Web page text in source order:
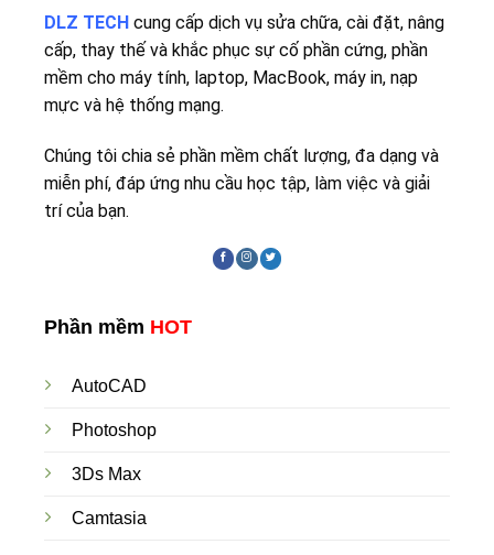
DLZ TECH cung cấp dịch vụ sửa chữa, cài đặt, nâng
cấp, thay thế và khắc phục sự cố phần cứng, phần
mềm cho máy tính, laptop, MacBook, máy in, nạp
mực và hệ thống mạng.
Chúng tôi chia sẻ phần mềm chất lượng, đa dạng và
miễn phí, đáp ứng nhu cầu học tập, làm việc và giải
trí của bạn.
Phần mềm HOT
AutoCAD
Photoshop
3Ds Max
Camtasia